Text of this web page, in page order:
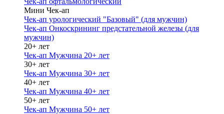
Мини Чек-ап
Чек-ап урологический "Базовый" (для мужчин)
Чек-ап Онкоскрининг предстательной железы (для
мужчин)
20+ лет
Чек-ап Мужчина 20+ лет
30+ лет
Чек-ап Мужчина 30+ лет
40+ лет
Чек-ап Мужчина 40+ лет
50+ лет
Чек-ап Мужчина 50+ лет